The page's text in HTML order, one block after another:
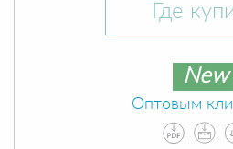
Где
New
Оптовым